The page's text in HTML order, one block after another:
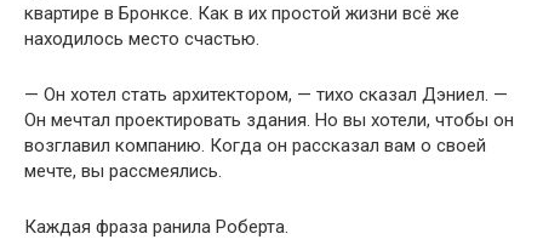
квартире в Бронксе. Как в их простой жизни всё же
находилось место счастью.
— Он хотел стать архитектором, — тихо сказал Дэниел. —
Он мечтал проектировать здания. Но вы хотели, чтобы он
возглавил компанию. Когда он рассказал вам о своей
мечте, вы рассмеялись.
Каждая фраза ранила Роберта.